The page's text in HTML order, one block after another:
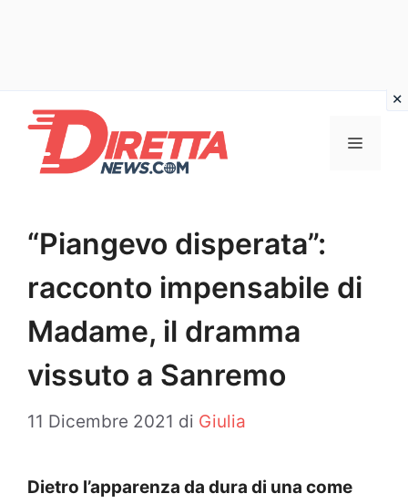
contenuto
Menu
“Piangevo disperata”:
racconto impensabile di
Madame, il dramma
vissuto a Sanremo
11 Dicembre 2021 di Giulia
Dietro l’apparenza da dura di una come